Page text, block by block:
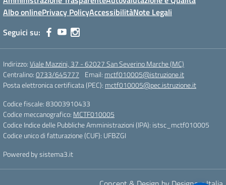
Albo onlinePrivacy PolicyAccessibilitàNote Legali
Seguici su:
Indirizzo:Viale Mazzini, 37 - 62027 San Severino Marche (MC)
Centralino:0733/645777 Email: mctf010005@istruzione.it
Posta elettronica certificata (PEC): mctf010005@pec.istruzione.it
Codice fiscale: 83003910433
Codice meccanografico: MCTF010005
Codice Indice delle Pubbliche Amministrazioni (IPA): istsc_mctf010005
Codice unico di fatturazione (CUF): UFBZGI
Powered by sistema3.it